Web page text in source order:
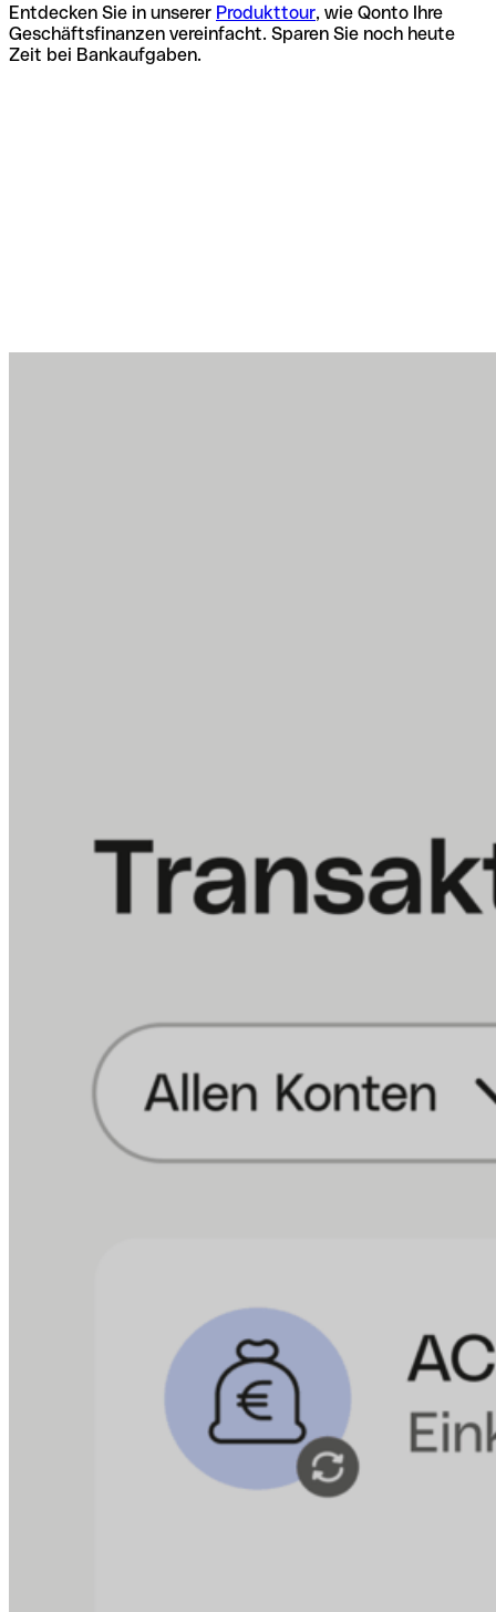
Entdecken Sie in unserer Produkttour, wie Qonto Ihre
Geschäftsfinanzen vereinfacht. Sparen Sie noch heute
Zeit bei Bankaufgaben.